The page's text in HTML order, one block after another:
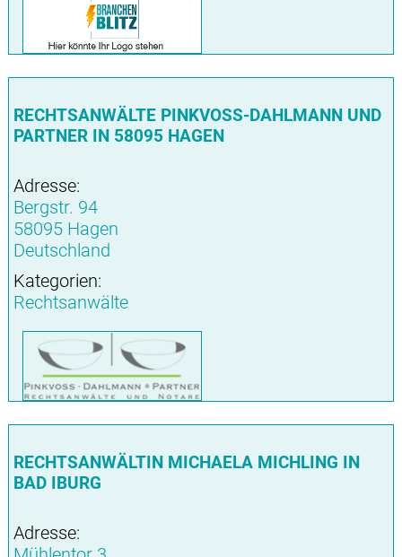
RECHTSANWÄLTE PINKVOSS-DAHLMANN UND
PARTNER IN 58095 HAGEN
Adresse:
Bergstr. 94
58095 Hagen
Deutschland
Kategorien:
Rechtsanwälte
RECHTSANWÄLTIN MICHAELA MICHLING IN
BAD IBURG
Adresse: